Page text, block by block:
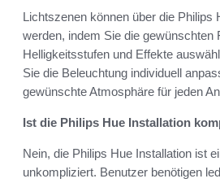
Lichtszenen können über die Philips
werden, indem Sie die gewünschten
Helligkeitsstufen und Effekte
Sie die Beleuchtung individuell
gewünschte Atmosphäre für jeden
Ist die Philips Hue Installation
Nein, die Philips Hue Installation ist
unkompliziert. Benutzer benötigen